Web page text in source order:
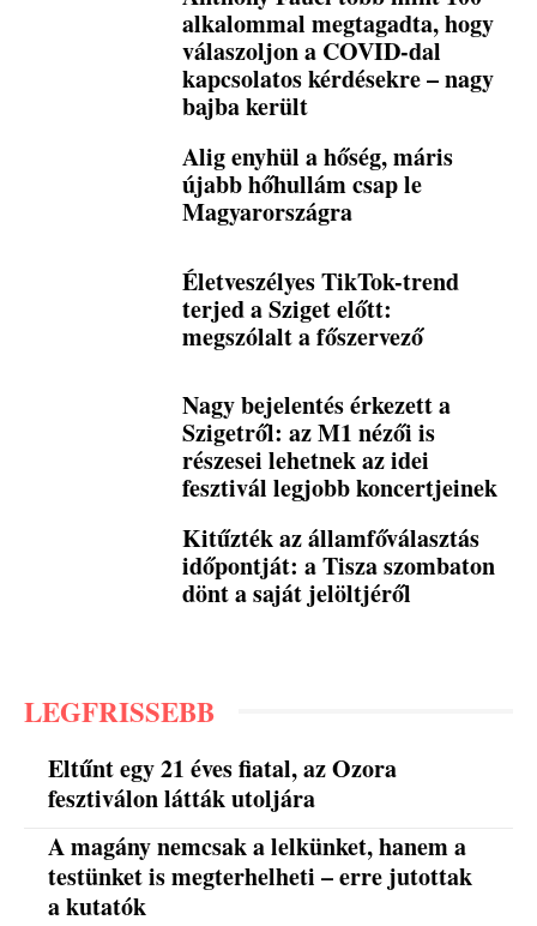
alkalommal megtagadta, hogy
válaszoljon a COVID-dal
kapcsolatos kérdésekre – nagy
bajba került
Alig enyhül a hőség, máris
újabb hőhullám csap le
Magyarországra
Életveszélyes TikTok-trend
terjed a Sziget előtt:
megszólalt a főszervező
Nagy bejelentés érkezett a
Szigetről: az M1 nézői is
részesei lehetnek az idei
fesztivál legjobb koncertjeinek
Kitűzték az államfőválasztás
időpontját: a Tisza szombaton
dönt a saját jelöltjéről
LEGFRISSEBB
Eltűnt egy 21 éves fiatal, az Ozora
fesztiválon látták utoljára
A magány nemcsak a lelkünket, hanem a
testünket is megterhelheti – erre jutottak
a kutatók